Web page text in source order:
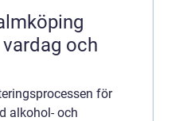
och
för
alkohol- och